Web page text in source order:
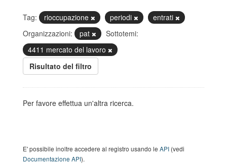
Tag: rioccupazione periodi
entrati
Organizzazioni:
pat
Sottotemi:
4411 mercato del lavoro
Risultato del filtro
Per favore effettua un'altra ricerca.
E' possibile inoltre accedere al registro usando le API (vedi
Documentazione API).